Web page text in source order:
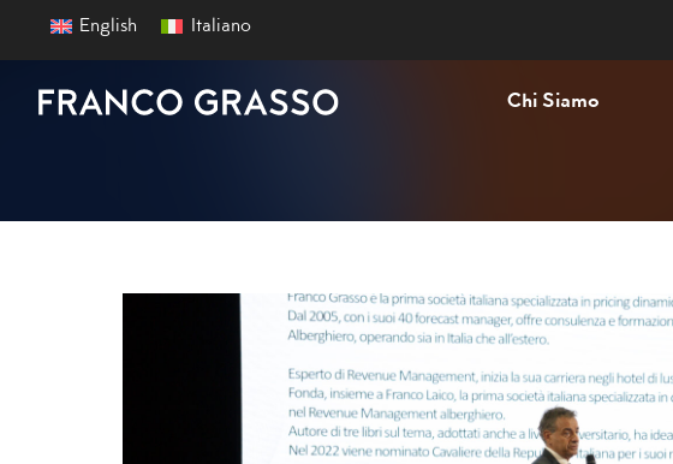
English Italiano
Chi Siamo